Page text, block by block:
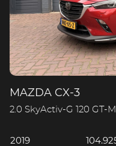
MAZDA CX-3
2.0 SkyActiv-G 120 GT-
2019